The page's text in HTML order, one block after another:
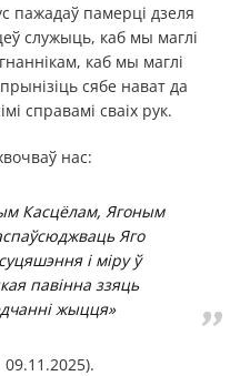
пажадаў памерці дзеля
служыць, каб мы маглі
каб мы маглі
сябе нават да
справамі сваіх рук.
нас:
Касцёлам, Ягоным
Яго
і міру ў
павінна ззяць
жыцця»